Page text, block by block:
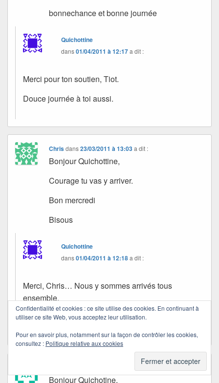
bonnechance et bonne journée
Quichottine
dans01/04/2011 à 12:17a dit :
Merci pour ton soutien, Tiot.
Douce journée à toi aussi.
Chrisdans23/03/2011 à 13:03 a dit :
Bonjour Quichottine,
Courage tu vas y arriver.
Bon mercredi
Bisous
Quichottine
dans01/04/2011 à 12:18a dit :
Merci, Chris… Nous y sommes arrivés tous
ensemble.
Passe une douce journée. Bisous.
Bonjour Quichotine,
Confidentialité et cookies : ce site utilise des cookies. En continuant à
utiliser ce site Web, vous acceptez leur utilisation.
Pour en savoir plus, notamment sur la façon de contrôler les cookies,
consultez : Politique relative aux cookies